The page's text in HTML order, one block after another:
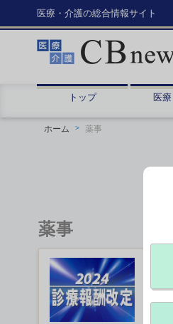
医療・介護の総合情報サイト
トップ 医
ホーム 薬事
薬事
厚
会